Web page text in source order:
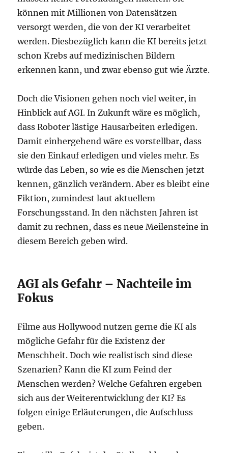
können mit Millionen von Datensätzen
versorgt werden, die von der KI verarbeitet
werden. Diesbezüglich kann die KI bereits jetzt
schon Krebs auf medizinischen Bildern
erkennen kann, und zwar ebenso gut wie Ärzte.
Doch die Visionen gehen noch viel weiter, in
Hinblick auf AGI. In Zukunft wäre es möglich,
dass Roboter lästige Hausarbeiten erledigen.
Damit einhergehend wäre es vorstellbar, dass
sie den Einkauf erledigen und vieles mehr. Es
würde das Leben, so wie es die Menschen jetzt
kennen, gänzlich verändern. Aber es bleibt eine
Fiktion, zumindest laut aktuellem
Forschungsstand. In den nächsten Jahren ist
damit zu rechnen, dass es neue Meilensteine in
diesem Bereich geben wird.
AGI als Gefahr – Nachteile im
Fokus
Filme aus Hollywood nutzen gerne die KI als
mögliche Gefahr für die Existenz der
Menschheit. Doch wie realistisch sind diese
Szenarien? Kann die KI zum Feind der
Menschen werden? Welche Gefahren ergeben
sich aus der Weiterentwicklung der KI? Es
folgen einige Erläuterungen, die Aufschluss
geben.